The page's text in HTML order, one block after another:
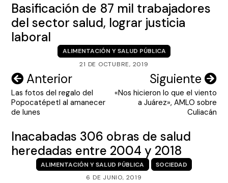
Basificación de 87 mil trabajadores
del sector salud, lograr justicia
laboral
ALIMENTACIÓN Y SALUD PÚBLICA
21 DE OCTUBRE, 2019
Navegación
de
entradas
Anterior
Las fotos del regalo del
Popocatépetl al amanecer
de lunes
Siguiente
«Nos hicieron lo que el viento
a Juárez», AMLO sobre
Culiacán
Inacabadas 306 obras de salud
heredadas entre 2004 y 2018
ALIMENTACIÓN Y SALUD PÚBLICA
SOCIEDAD
6 DE JUNIO, 2019